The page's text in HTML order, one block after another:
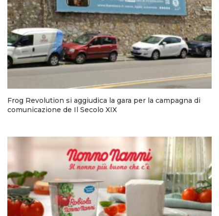
Frog Revolution si aggiudica la gara per la campagna di
comunicazione de Il Secolo XIX